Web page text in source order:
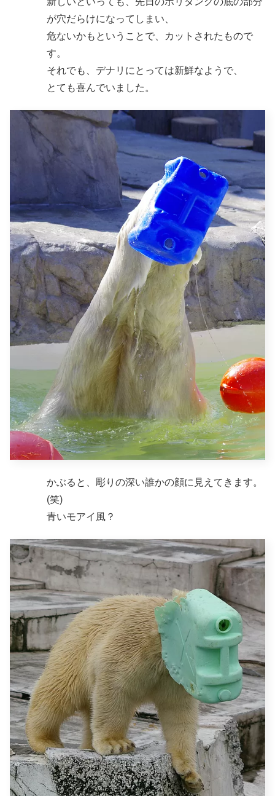
が穴だらけになってしまい、
危ないかもということで、カットされたもので
す。
それでも、デナリにとっては新鮮なようで、
とても喜んでいました。
かぶると、彫りの深い誰かの顔に見えてきます。
(笑)
青いモアイ風？